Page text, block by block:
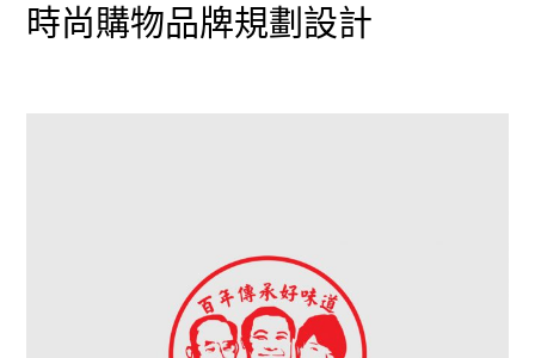
時尚購物品牌規劃設計